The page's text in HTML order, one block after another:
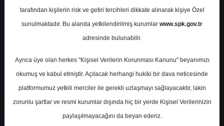
Hedef Fiyat 162.00 ₺
Getiri
%0.00
0 0
tarafından kişilerin risk ve getiri tercihleri dikkate alınarak kişiye Özel
sunulmaktadır. Bu alanda yetkilendirilmiş kurumlar www.spk.gov.tr
adresinde bulunabilir.
Ayrıca üye olan herkes "Kişisel Verilerin Korunması Kanunu" beyanımızı
okumuş ve kabul etmiştir. Açılacak herhangi hukiki bir dava neticesinde
platformumuz yetkili merciler ile gerekli uzlaşmayı sağlayacaktır, lakin
zorunlu şartlar ve resmi kurumlar dışında hiç bir yerde Kişisel Verilerinizin
paylaşılmayacağını da beyan ederiz.